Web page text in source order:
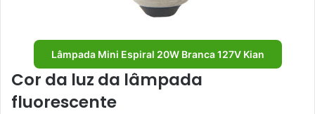
Lâmpada Mini Espiral 20W Branca 127V Kian
Cor da luz da lâmpada
fluorescente